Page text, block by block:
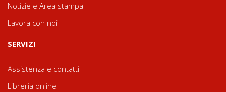
Notizie e Area stampa
Lavora con noi
SERVIZI
Assistenza e contatti
Libreria online